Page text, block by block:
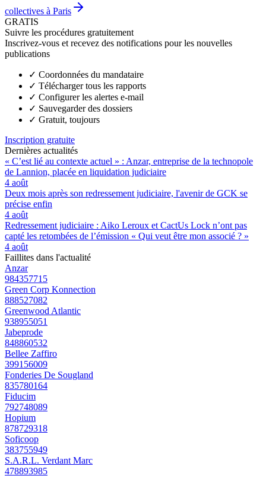
collectives à Paris
GRATIS
Suivre les procédures gratuitement
Inscrivez-vous et recevez des notifications pour les nouvelles
publications
✓ Coordonnées du mandataire
✓ Télécharger tous les rapports
✓ Configurer les alertes e-mail
✓ Sauvegarder des dossiers
✓ Gratuit, toujours
Inscription gratuite
Dernières actualités
« C’est lié au contexte actuel » : Anzar, entreprise de la technopole
de Lannion, placée en liquidation judiciaire
4 août
Deux mois après son redressement judiciaire, l'avenir de GCK se
précise enfin
4 août
Redressement judiciaire : Aiko Leroux et CactUs Lock n’ont pas
capté les retombées de l’émission « Qui veut être mon associé ? »
4 août
Faillites dans l'actualité
Anzar
984357715
Green Corp Konnection
888527082
Greenwood Atlantic
938955051
Jabeprode
848860532
Bellee Zaffiro
399156009
Fonderies De Sougland
835780164
Fiducim
792748089
Hopium
878729318
Soficoop
383755949
S.A.R.L. Verdant Marc
478893985